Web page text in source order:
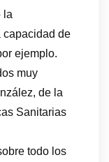
la
capacidad de
ejemplo.
muy
de la
Sanitarias
todo los